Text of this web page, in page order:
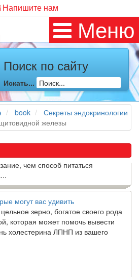
Напишите нам
Меню
Поиск по сайту
Искать...
book
Секреты эндокринологии
железы
локдауна?
вы соблюдали все меры
19 (вы почти все время дома),
то образом простудились. Вы
на средиземноморскую диету
и быстро исчезают из нее. Многие
чем способ питаться
могут вас удивить
зерно, богатое своего рода
которая может помочь вывести
холестерина ЛПНП из вашего